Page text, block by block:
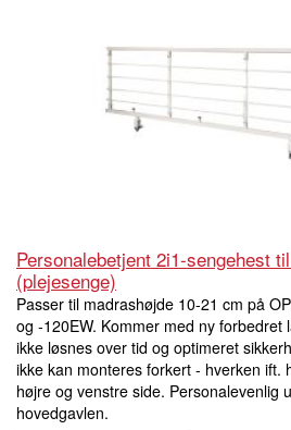
Personalebetjent 2i1-sengehest
(plejesenge)
Passer til madrashøjde 10-21 cm på
og -120EW. Kommer med ny forbedret
ikke løsnes over tid og optimeret
ikke kan monteres forkert - hverken ift.
højre og venstre side. Personalevenlig
hovedgavlen.